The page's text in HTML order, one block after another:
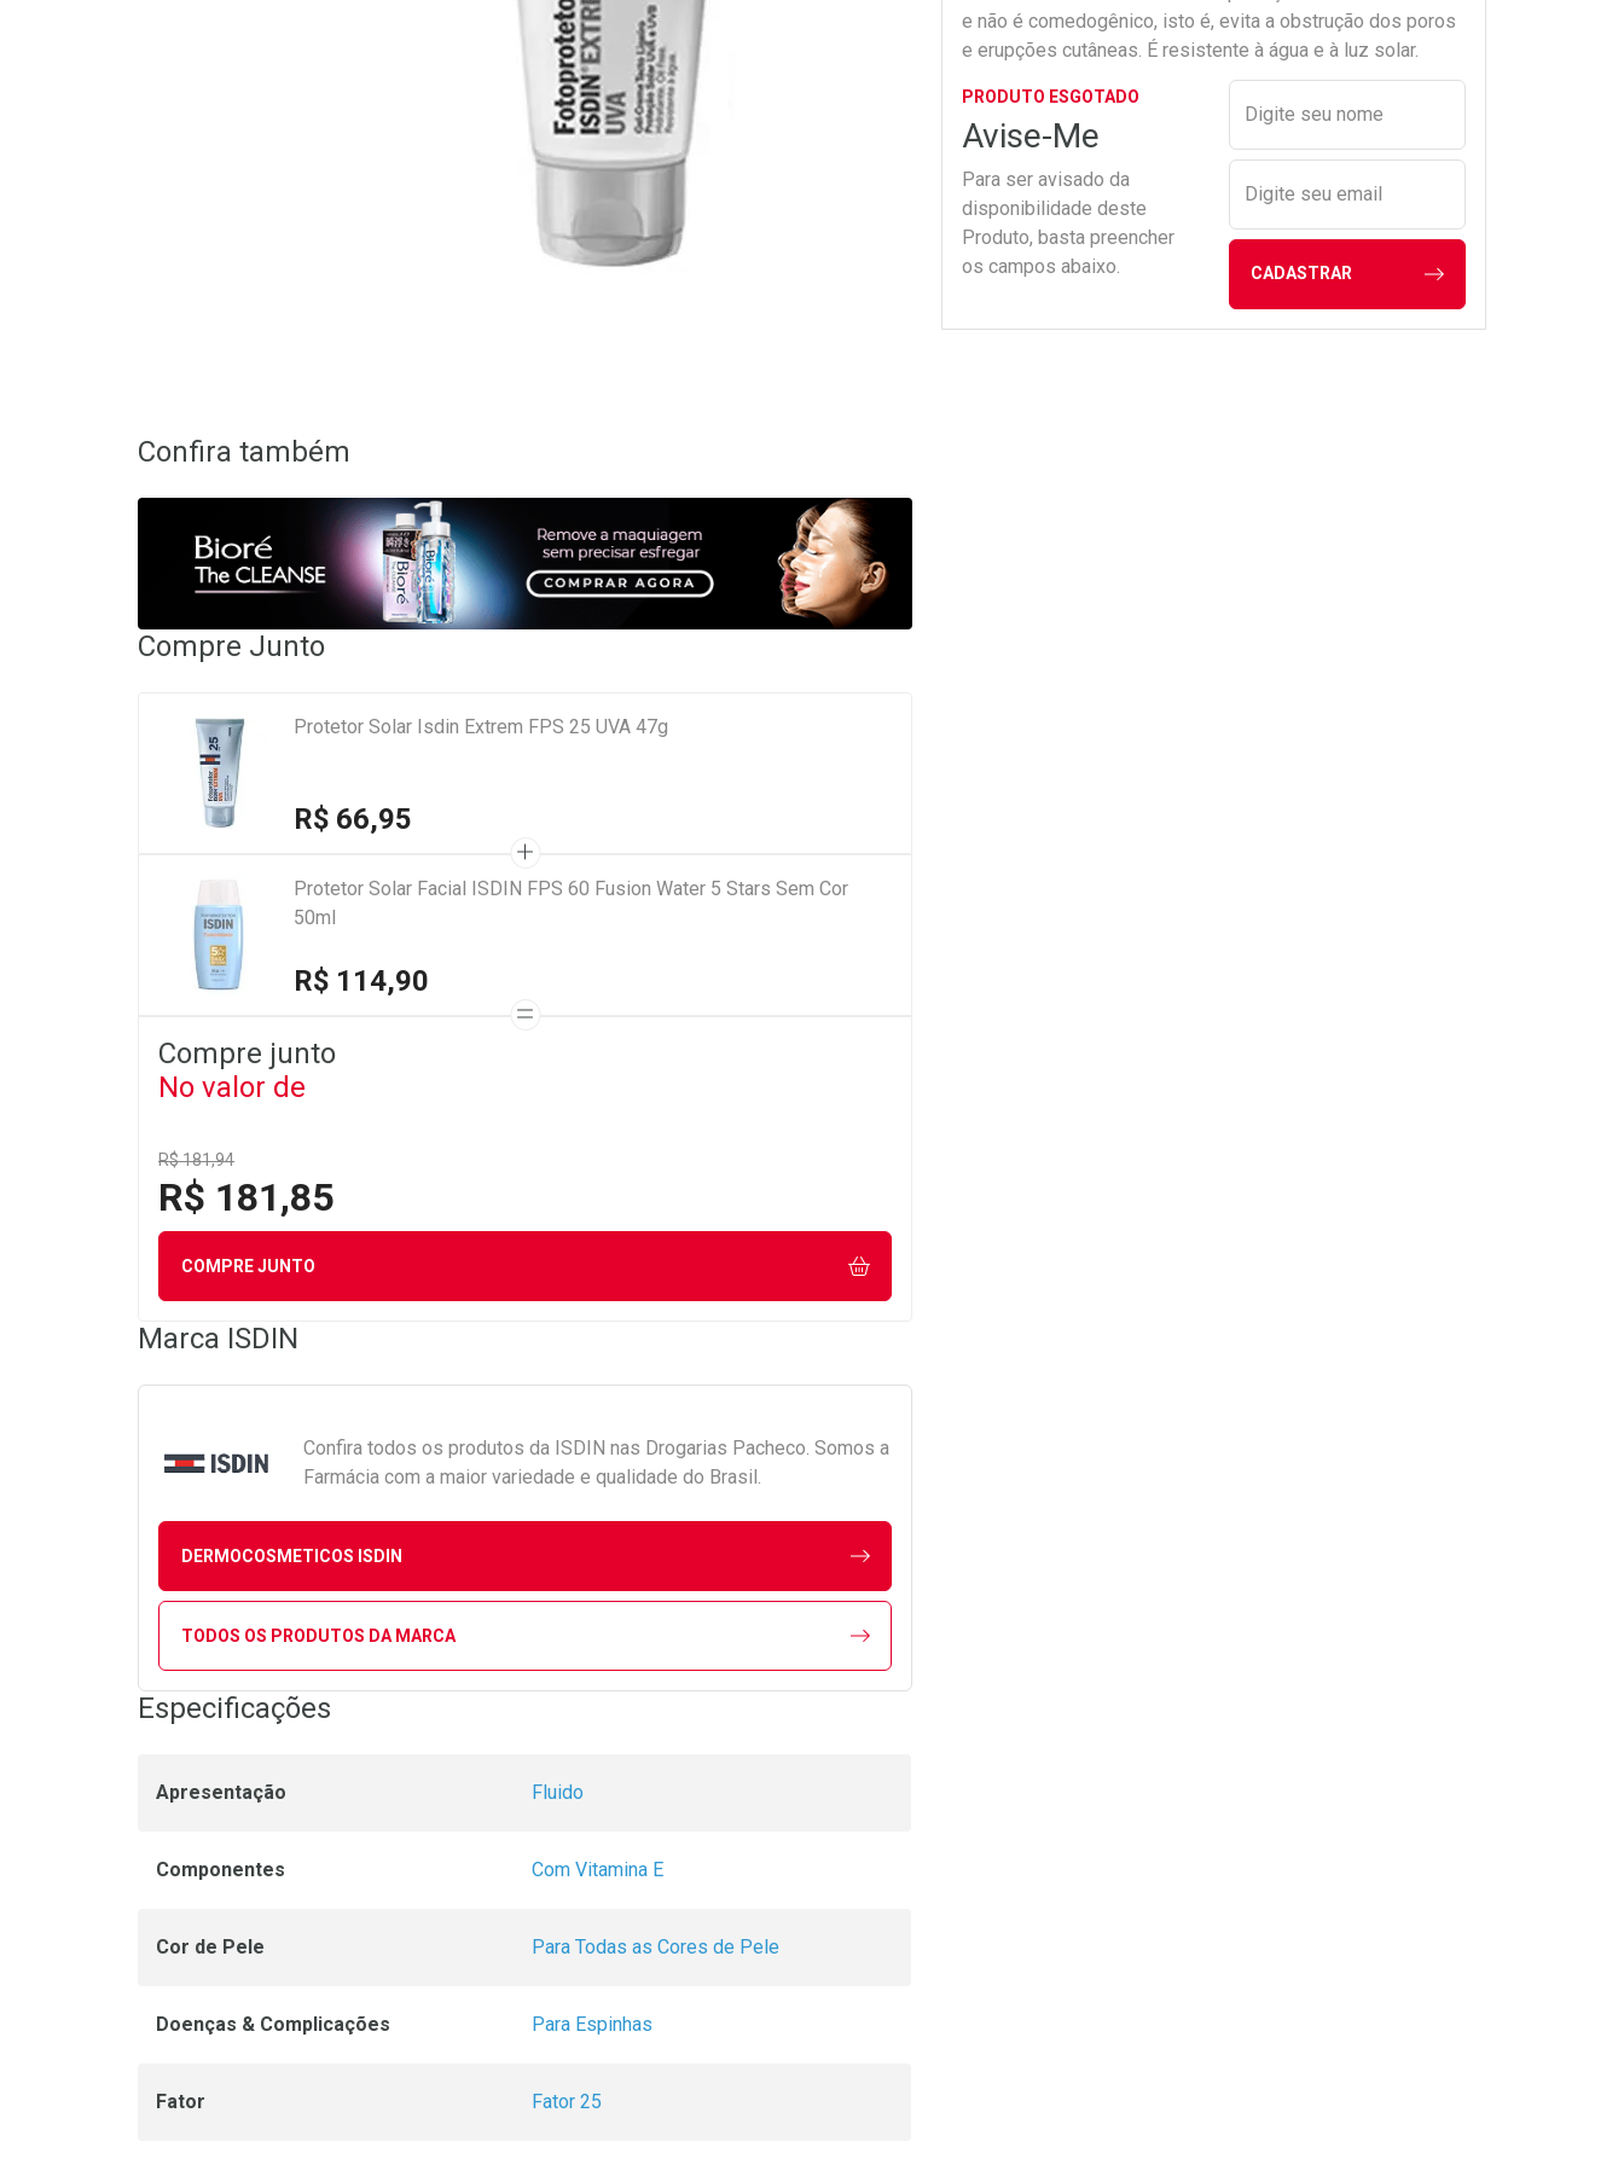
e não é comedogênico, isto é, evita a obstrução dos poros
e erupções cutâneas. É resistente à água e à luz solar.
PRODUTO ESGOTADO
Avise-Me
Para ser avisado da
disponibilidade deste
Produto, basta preencher
os campos abaixo.
Preencher nome e email
Digite seu nome
Digite seu email
CADASTRAR
Confira também
Compre Junto
Protetor Solar Isdin Extrem FPS 25 UVA 47g
R$ 66,95
Protetor Solar Facial ISDIN FPS 60 Fusion Water 5 Stars Sem Cor
50ml
R$ 114,90
Compre junto
No valor de
R$ 181,94
R$ 181,85
COMPRE JUNTO
Marca ISDIN
Confira todos os produtos da ISDIN nas Drogarias Pacheco. Somos a
Farmácia com a maior variedade e qualidade do Brasil.
DERMOCOSMETICOS ISDIN
TODOS OS PRODUTOS DA MARCA
Especificações
Apresentação Fluido
Componentes Com Vitamina E
Cor de Pele Para Todas as Cores de Pele
Doenças & Complicações Para Espinhas
Fator Fator 25